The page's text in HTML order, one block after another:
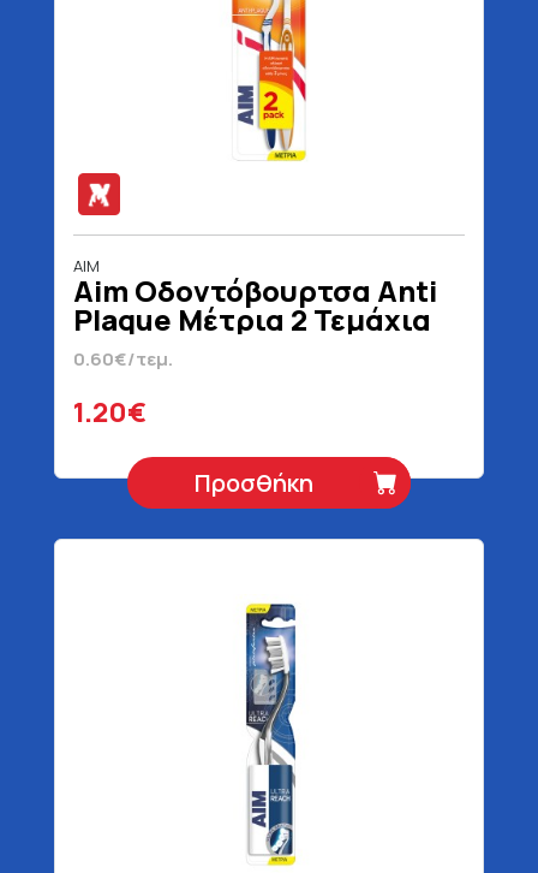
AIM
Aim Οδοντόβουρτσα Anti
Plaque Μέτρια 2 Τεμάχια
0.60€/τεμ.
1.20€
Προσθήκη